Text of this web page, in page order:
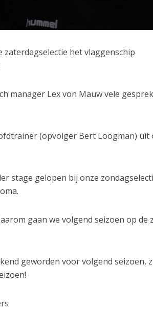
zaterdagselectie het vlaggenschip
manager Lex von Mauw vele
(opvolger Bert Loogman) uit
stage gelopen bij onze
gaan we volgend seizoen op de
geworden voor volgend seizoen,